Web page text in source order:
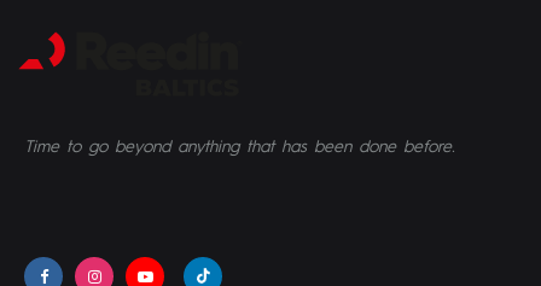
Time to go beyond anything that has been done before.